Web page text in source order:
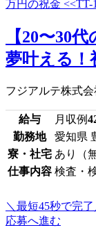
【20〜30
夢叶える！
フジアルテ株式会
給与 月収例
勤務地
愛知県
寮・社宅 あり（
仕事内容 検査・
＼最短45秒で完了
応募へ進む